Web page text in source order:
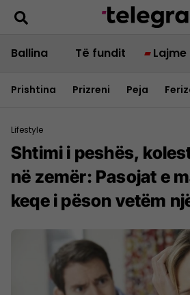
Ballina Të fundit Lajme
Prishtina Prizreni Peja
Lifestyle
Shtimi i peshës,
në zemër: Pasojat e
keqe i pëson vetëm